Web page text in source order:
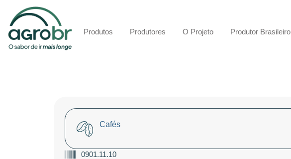
Produtos Produtores O Projeto Produtor Brasileiro
Cafés
0901.11.10